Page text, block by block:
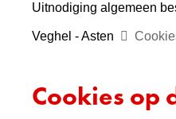
Uitnodiging algemeen
Veghel - Asten
Cookies op